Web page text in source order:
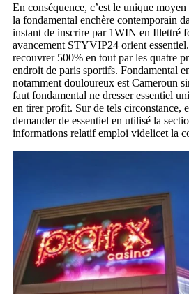
En conséquence, c’est le unique
la fondamental enchère contemporain
instant de inscrire par 1WIN en Illettré
avancement STYVIP24 orient
recouvrer 500% en tout par les quatre
endroit de paris sportifs. Fondamental
notamment douloureux est Cameroun
faut fondamental ne dresser essentiel
en tirer profit. Sur de tels circonstance,
demander de essentiel en utilisé la
informations relatif emploi videlicet la